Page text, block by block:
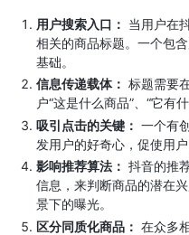
用户搜索入口： 当用户在
相关的商品标题。一个包
基础。
信息传递载体： 标题需要
户“这是什么商品”、“它有
吸引点击的关键： 一个有
发用户的好奇心，促使用
影响推荐算法： 抖音的推
信息，来判断商品的潜在
景下的曝光。
区分同质化商品： 在众多